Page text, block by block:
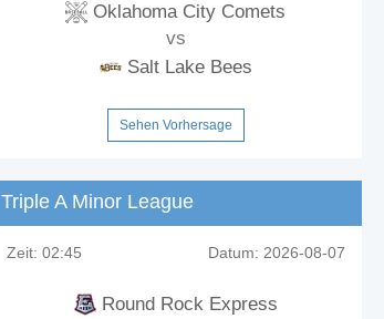
Oklahoma City Comets
vs
Salt Lake Bees
Sehen Vorhersage
Triple A Minor League
Zeit: 02:45 Datum: 2026-08-07
Round Rock Express